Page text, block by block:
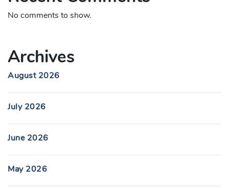
No comments to show.
Archives
August 2026
July 2026
June 2026
May 2026